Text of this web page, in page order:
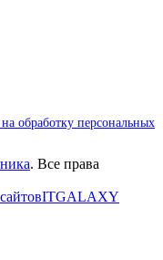
обработку персональных
. Все права
ITGALAXY